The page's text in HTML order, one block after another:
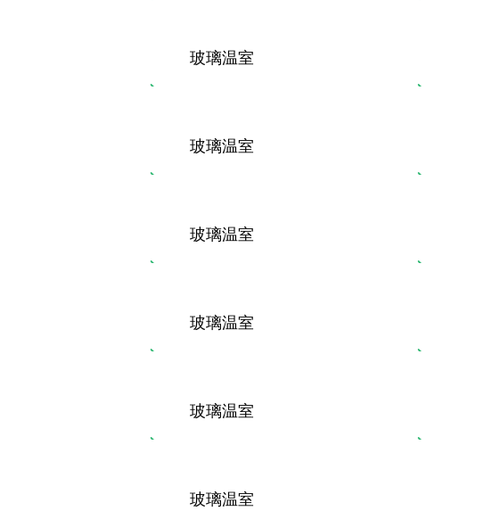
玻璃温室
玻璃温室
玻璃温室
玻璃温室
玻璃温室
玻璃温室